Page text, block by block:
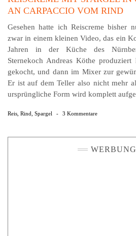
AN CARPACCIO VOM RIND
Gesehen hatte ich Reiscreme bisher
zwar in einem kleinen Video, das ein
Jahren in der Küche des
Sternekoch Andreas Köthe
gekocht, und dann im Mixer zur
Er ist auf dem Teller also nicht mehr
ursprüngliche Form wird komplett
Reis Rind Spargel - 3 Kommentare
WERBUNG